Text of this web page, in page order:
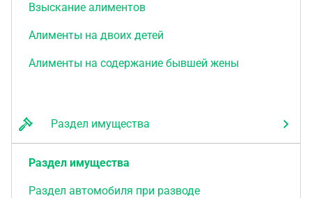
Взыскание алиментов
Алименты на двоих детей
Алименты на содержание бывшей жены
Раздел имущества
Раздел имущества
Раздел автомобиля при разводе